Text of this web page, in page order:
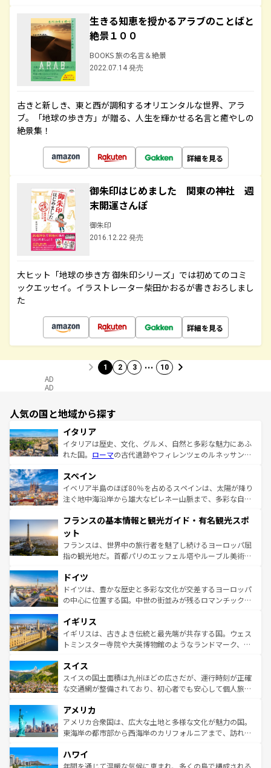
生きる知恵を授かるアラブのことばと
絶景１００
BOOKS 旅の名言＆絶景
2022.07.14 発売
古きと新しき、東と西が調和するオリエンタルな世界、アラ
ブ。「地球の歩き方」が贈る、人生を輝かせる名言と癒やしの
絶景集！
詳細を見る
御朱印はじめました 関東の神社 週
末開運さんぽ
御朱印
2016.12.22 発売
大ヒット「地球の歩き方 御朱印シリーズ」では初めてのコミ
ックエッセイ。イラストレーター柴田かおるが書きおろしまし
た
詳細を見る
1 2 3 … 10
AD
AD
人気の国と地域から探す
イタリア
イタリアは歴史、文化、グルメ、自然と多彩な魅力にあふ
れた国。 ローマの古代遺跡やフィレンツェのルネッサンス
ろん、トスカーナの美しい田園風景やアマルフィ海岸の絶
景など、自然景観も見逃せない。観光の合間には、本場の
ピザやパスタなど、絶品のイタリア料理を堪能することも
ませてくれるイタリアで、忘れられない旅をしてみよう！
なお、新着のイタリア情報は
しい。
スペイン
イベリア半島のほぼ80％を占めるスペインは、太陽が降り
注ぐ地中海沿岸から雄大なピレネー山脈まで、多彩な自然
文化が根付くこの国では、情熱的なフラメンコ、熱気あふ
れる闘牛、そして美味しいタパスが生活の一部となってい
る。首都マドリードの洗練された雰囲気や、バルセロナの
アートに溢れた街角から、地方では古代ローマ遺跡や中世
せる。地方によって風土や気候が異なるスペインはその個
性で訪れる人を魅了する。 なお、新着のスペイン情報は コ
ンテンツ一覧を参照してほしい。
フランスの基本情報と観光ガイド・有名観光スポ
ット
フランスは、世界中の旅行者を魅了し続けるヨーロッパ屈
指の観光地だ。首都パリのエッフェル塔やルーブル美術館
で、幅広い魅力が詰まっている。華麗な宮殿、歴史的な大
聖堂、美しいビーチ、そして豊かな自然が、訪れる者を心
から魅了する。また、フランスは美食の国としても知ら
いる。シャンパンの発祥地であるランス、プロヴァンスの
香り高いラベンダー畑など、多彩な楽しみ方が可能だ。さ
らに、パリ以外の地域にも魅力が溢れており、どの街角に
れる地方に足を運ぶとそれぞれで全く異なる文化を体験で
きるだろう。 なお、新着のフランス情報はコンテンツ一覧
を参照してほしい。
ドイツ
ドイツは、豊かな歴史と多彩な文化が交差するヨーロッパ
の中心に位置する国。中世の街並みが残るロマンチック街
顔を持つこの国は、どこを歩いても飽きることがない。ベ
ルリンの文化的活気、バイエルン州のアルプスの絶景、そ
してライン川沿いのワイン畑といった風景は必見。ビール
は、お酒好きな人にはぜひ体験してほしい。 なお、新着の
ドイツ情報はコンテンツ一覧を参照してほしい。
イギリス
イギリスは、古きよき伝統と最先端が共存する国。ウェス
トミンスター寺院や大英博物館のようなランドマーク、歴
リアごとに異なる魅力がある。また、優雅なアフタヌーン
ティー、ビール好きにはたまらない英国パブ、サッカー観
戦など、本場だからこそできる体験も豊富。イギリスを旅
ンツ一覧を参照してほしい。
スイス
スイスの国土面積は九州ほどの広さだが、運行時刻が正確
な交通網が整備されており、初心者でも安心して個人旅行
の建物がそのまま残る町や、スイスならではのユニークな
博物館もあり、アルプス観光だけでなく町歩きも満喫する
ことができる。国民の所得が高いため物価も高いが、旅行
ば市内交通費無料で観光を楽しむこともできる。 なお、新
着のスイス情報はコンテンツ一覧 を参照してほしい。
アメリカ
アメリカ合衆国は、広大な土地と多様な文化が魅力の国。
東海岸の都市部から西海岸のカリフォルニアまで、訪れる
のような巨大都市は、観光、ショッピング、エンターテイ
ンメントが詰まった刺激的なスポットだ。一方、アメリカ
ハワイ
年間を通じて温暖な気候に恵まれ、多くの島で構成される